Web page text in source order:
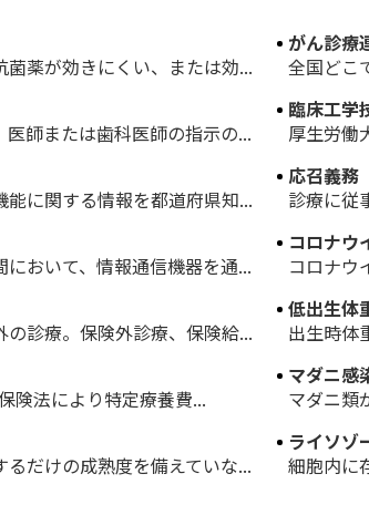
薬が効きにくい、または効...
がん診療
全国どこ
師または歯科医師の指示の...
臨床工学
厚生労働
に関する情報を都道府県知...
応召義務
診療に従
おいて、情報通信機器を通...
コロナウ
コロナウ
診療。保険外診療、保険給...
低出生体
出生時体
険法により特定療養費...
マダニ感
マダニ類
だけの成熟度を備えていな...
ライソゾ
細胞内に